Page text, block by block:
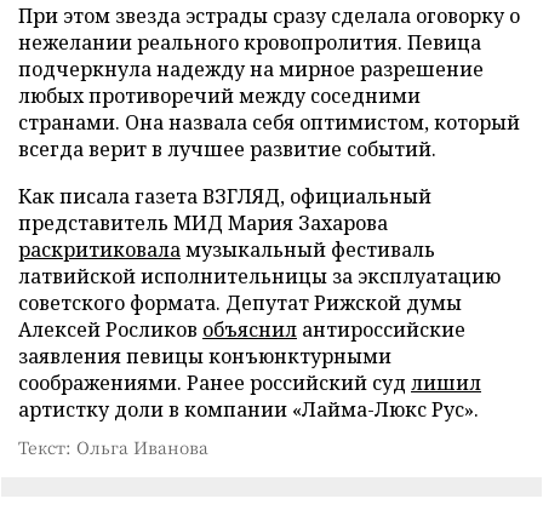
При этом звезда эстрады сразу сделала оговорку о
нежелании реального кровопролития. Певица
подчеркнула надежду на мирное разрешение
любых противоречий между соседними
странами. Она назвала себя оптимистом, который
всегда верит в лучшее развитие событий.
Как писала газета ВЗГЛЯД, официальный
представитель МИД Мария Захарова
раскритиковаламузыкальный фестиваль
латвийской исполнительницы за эксплуатацию
советского формата. Депутат Рижской думы
Алексей Росликов объяснил антироссийские
заявления певицы конъюнктурными
соображениями. Ранее российский суд лишил
артистку доли в компании «Лайма-Люкс Рус».
Текст: Ольга Иванова